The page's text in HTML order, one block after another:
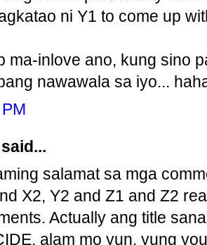
ni Y1 to come up
ma-inlove ano, kung sino
nawawala sa iyo...
said...
salamat sa mga
X2, Y2 and Z1 and Z2
Actually ang title
alam mo yun, yung